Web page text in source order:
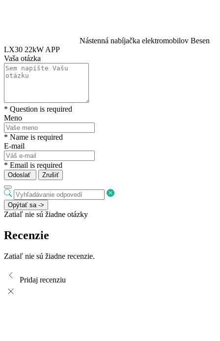
Nástenná nabíjačka elektromobilov Besen
LX30 22kW APP
Vaša otázka
* Question is required
Meno
* Name is required
E-mail
* Email is required
Odoslať Zrušiť
Opýtať sa ->
Zatiaľ nie sú žiadne otázky
Recenzie
Zatiaľ nie sú žiadne recenzie.
Pridaj recenziu